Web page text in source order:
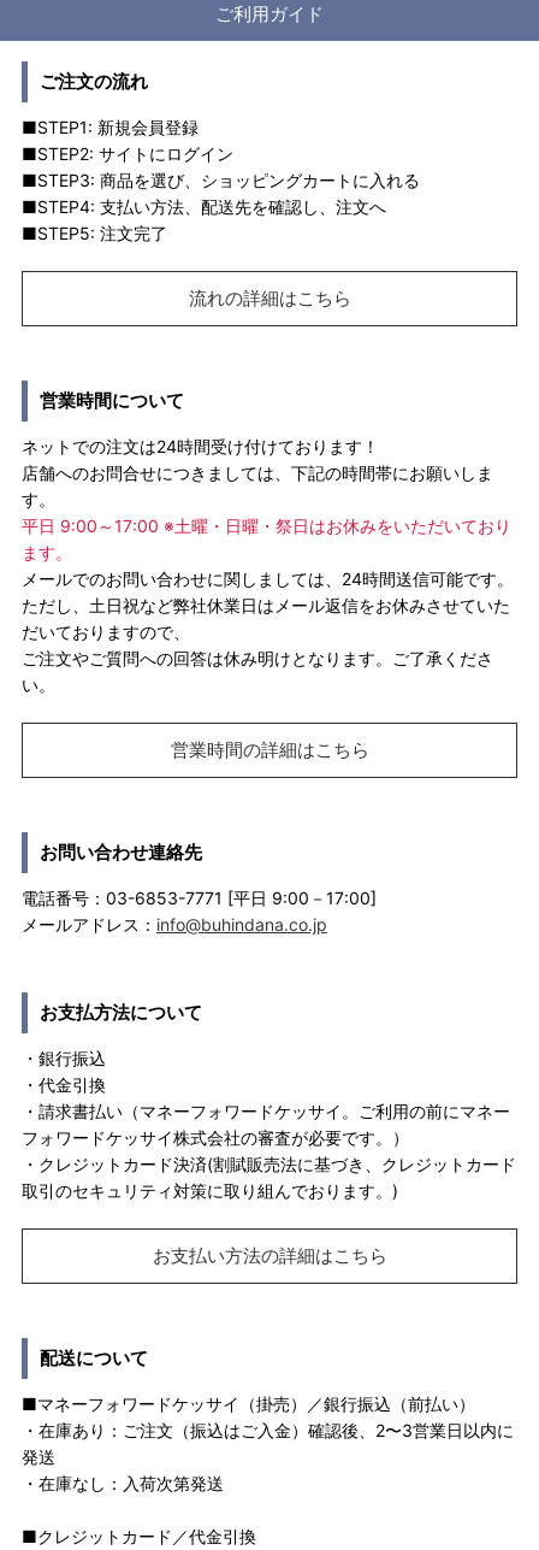
ご利用ガイド
ご注文の流れ
■STEP1: 新規会員登録
■STEP2: サイトにログイン
■STEP3: 商品を選び、ショッピングカートに入れる
■STEP4: 支払い方法、配送先を確認し、注文へ
■STEP5: 注文完了
流れの詳細はこちら
営業時間について
ネットでの注文は24時間受け付けております！
店舗へのお問合せにつきましては、下記の時間帯にお願いしま
す。
平日 9:00～17:00 ※土曜・日曜・祭日はお休みをいただいており
ます。
メールでのお問い合わせに関しましては、24時間送信可能です。
ただし、土日祝など弊社休業日はメール返信をお休みさせていた
だいておりますので、
ご注文やご質問への回答は休み明けとなります。ご了承くださ
い。
営業時間の詳細はこちら
お問い合わせ連絡先
電話番号：03-6853-7771 [平日 9:00－17:00]
メールアドレス： info@buhindana.co.jp
お支払方法について
・銀行振込
・代金引換
・請求書払い（マネーフォワードケッサイ。ご利用の前にマネー
フォワードケッサイ株式会社の審査が必要です。）
・クレジットカード決済(割賦販売法に基づき、クレジットカード
取引のセキュリティ対策に取り組んでおります。)
お支払い方法の詳細はこちら
配送について
■マネーフォワードケッサイ（掛売）／銀行振込（前払い）
・在庫あり：ご注文（振込はご入金）確認後、2〜3営業日以内に
発送
・在庫なし：入荷次第発送
■クレジットカード／代金引換